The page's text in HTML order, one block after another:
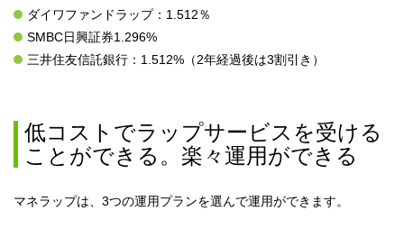
ダイワファンドラップ：1.512％
SMBC日興証券1.296%
三井住友信託銀行：1.512%（2年経過後は3割引き）
低コストでラップサービスを受ける
ことができる。楽々運用ができる
マネラップは、3つの運用プランを選んで運用ができます。